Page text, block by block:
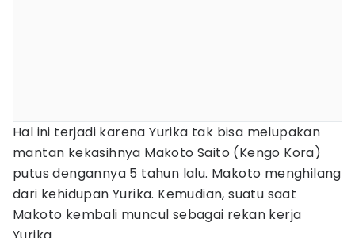
Hal ini terjadi karena Yurika tak bisa melupakan
mantan kekasihnya Makoto Saito (Kengo Kora)
putus dengannya 5 tahun lalu. Makoto menghilang
dari kehidupan Yurika. Kemudian, suatu saat
Makoto kembali muncul sebagai rekan kerja